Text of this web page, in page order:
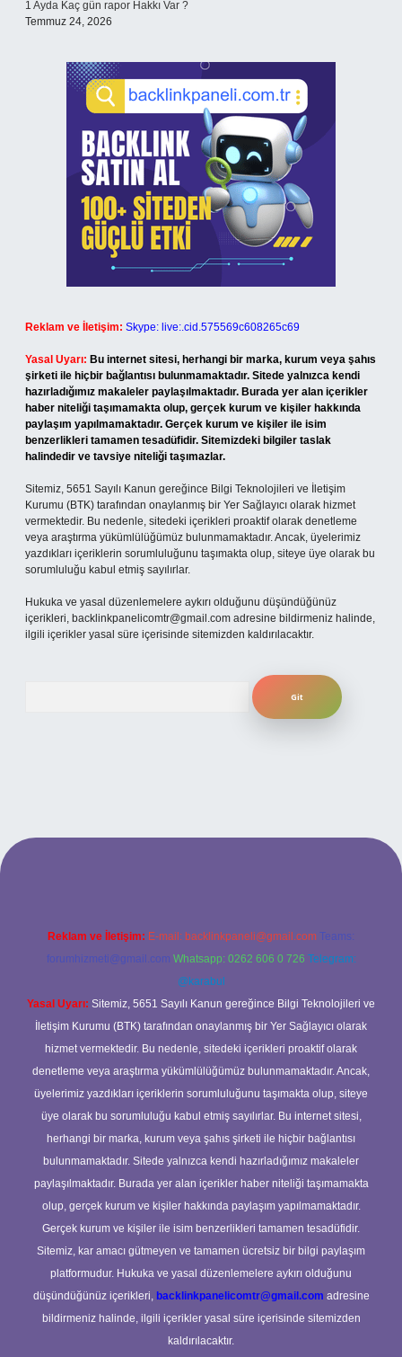
1 Ayda Kaç gün rapor Hakkı Var ?
Temmuz 24, 2026
Reklam ve İletişim: Skype: live:.cid.575569c608265c69
Yasal Uyarı: Bu internet sitesi, herhangi bir marka, kurum veya şahıs
şirketi ile hiçbir bağlantısı bulunmamaktadır. Sitede yalnızca kendi
hazırladığımız makaleler paylaşılmaktadır. Burada yer alan içerikler
haber niteliği taşımamakta olup, gerçek kurum ve kişiler hakkında
paylaşım yapılmamaktadır. Gerçek kurum ve kişiler ile isim
benzerlikleri tamamen tesadüfidir. Sitemizdeki bilgiler taslak
halindedir ve tavsiye niteliği taşımazlar.
Sitemiz, 5651 Sayılı Kanun gereğince Bilgi Teknolojileri ve İletişim
Kurumu (BTK) tarafından onaylanmış bir Yer Sağlayıcı olarak hizmet
vermektedir. Bu nedenle, sitedeki içerikleri proaktif olarak denetleme
veya araştırma yükümlülüğümüz bulunmamaktadır. Ancak, üyelerimiz
yazdıkları içeriklerin sorumluluğunu taşımakta olup, siteye üye olarak bu
sorumluluğu kabul etmiş sayılırlar.
Hukuka ve yasal düzenlemelere aykırı olduğunu düşündüğünüz
içerikleri, backlinkpanelicomtr@gmail.com adresine bildirmeniz halinde,
ilgili içerikler yasal süre içerisinde sitemizden kaldırılacaktır.
betexper bahis
Reklam ve İletişim: E-mail: backlinkpaneli@gmail.com Teams:
forumhizmeti@gmail.com Whatsapp: 0262 606 0 726 Telegram:
@karabul
Yasal Uyarı: Sitemiz, 5651 Sayılı Kanun gereğince Bilgi Teknolojileri ve
İletişim Kurumu (BTK) tarafından onaylanmış bir Yer Sağlayıcı olarak
hizmet vermektedir. Bu nedenle, sitedeki içerikleri proaktif olarak
denetleme veya araştırma yükümlülüğümüz bulunmamaktadır. Ancak,
üyelerimiz yazdıkları içeriklerin sorumluluğunu taşımakta olup, siteye
üye olarak bu sorumluluğu kabul etmiş sayılırlar. Bu internet sitesi,
herhangi bir marka, kurum veya şahıs şirketi ile hiçbir bağlantısı
bulunmamaktadır. Sitede yalnızca kendi hazırladığımız makaleler
paylaşılmaktadır. Burada yer alan içerikler haber niteliği taşımamakta
olup, gerçek kurum ve kişiler hakkında paylaşım yapılmamaktadır.
Gerçek kurum ve kişiler ile isim benzerlikleri tamamen tesadüfidir.
Sitemiz, kar amacı gütmeyen ve tamamen ücretsiz bir bilgi paylaşım
platformudur. Hukuka ve yasal düzenlemelere aykırı olduğunu
düşündüğünüz içerikleri, backlinkpanelicomtr@gmail.com adresine
bildirmeniz halinde, ilgili içerikler yasal süre içerisinde sitemizden
kaldırılacaktır.